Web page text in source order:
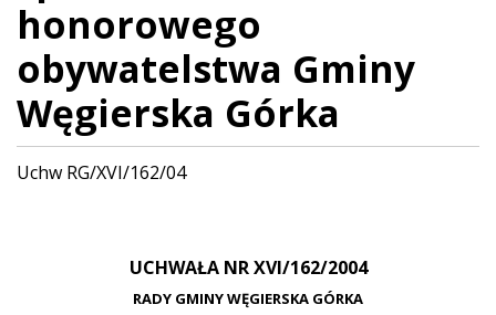
honorowego
obywatelstwa Gminy
Węgierska Górka
Uchw RG/XVI/162/04
UCHWAŁA NR XVI/162/2004
RADY GMINY WĘGIERSKA GÓRKA